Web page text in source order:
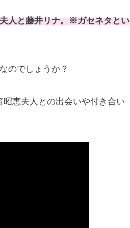
人と藤井リナ。※ガセネタとい
のでしょうか？
昭恵夫人との出会いや付き合い